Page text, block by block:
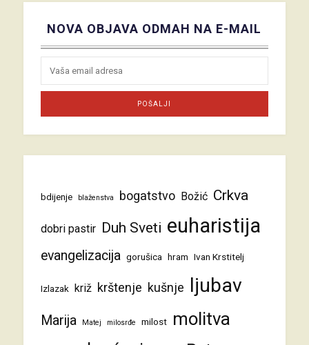
NOVA OBJAVA ODMAH NA E-MAIL
bdijenje blaženstva bogatstvo Božić Crkva
dobri pastir Duh Sveti euharistija
evangelizacija gorušica hram Ivan Krstitelj
Izlazak križ krštenje kušnje ljubav
Marija Matej milosrđe milost molitva